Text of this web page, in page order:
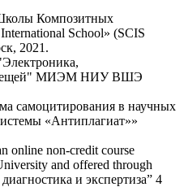
Композитных
School» (SCIS
2021.
вещей" МИЭМ НИУ ВШЭ
самоцитирования в научных
«Антиплагиат»»
online non-credit course
and offered through
и экспертиза” 4